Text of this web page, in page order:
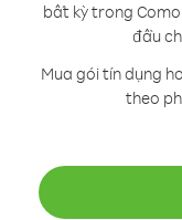
bất kỳ trong
đầu
Mua gói tín dụng
theo